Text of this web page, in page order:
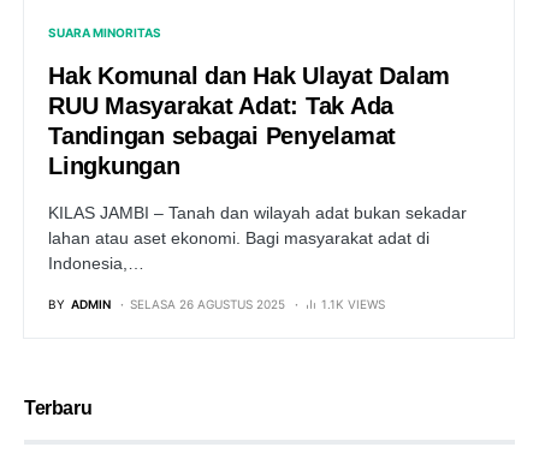
SUARA MINORITAS
Hak Komunal dan Hak Ulayat Dalam
RUU Masyarakat Adat: Tak Ada
Tandingan sebagai Penyelamat
Lingkungan
KILAS JAMBI – Tanah dan wilayah adat bukan sekadar
lahan atau aset ekonomi. Bagi masyarakat adat di
Indonesia,…
BY ADMIN SELASA 26 AGUSTUS 2025 1.1K VIEWS
Terbaru